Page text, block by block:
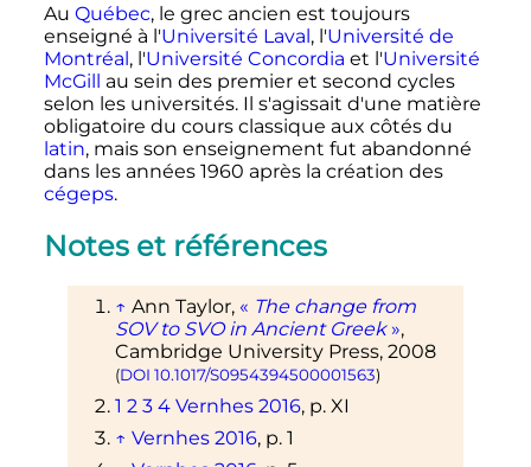
Au Québec, le grec ancien est toujours
enseigné à l'Université Laval, l'Université de
Montréal, l'Université Concordia et l'Université
McGill au sein des premier et second cycles
selon les universités. Il s'agissait d'une matière
obligatoire du cours classique aux côtés du
latin, mais son enseignement fut abandonné
dans les années 1960 après la création des
cégeps.
Notes et références
↑ Ann Taylor, « The change from
SOV to SVO in Ancient Greek »,
Cambridge University Press, 2008
(DOI 10.1017/S0954394500001563)
1 2 3 4 Vernhes 2016, p. XI
↑ Vernhes 2016, p. 1